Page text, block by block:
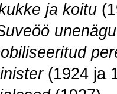
ja koitu
unenägu
(1924 ja